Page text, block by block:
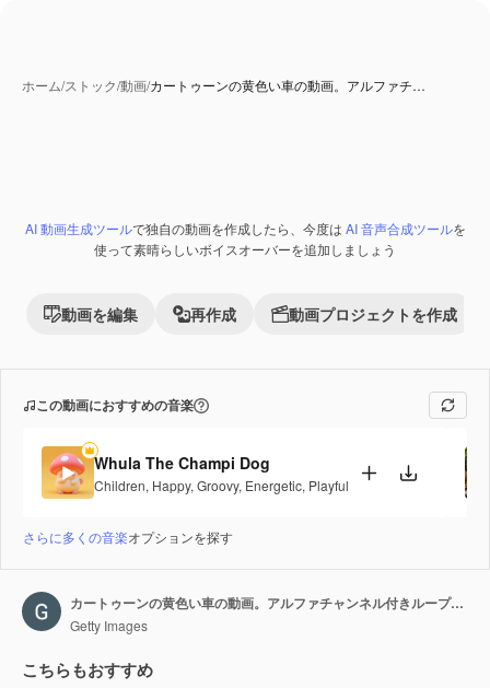
ホーム/ストック/動画/カートゥーンの黄色い車の動画。アルファチ…
Premium
AI 動画生成ツールで独自の動画を作成したら、今度は AI 音声合成ツールを
使って素晴らしいボイスオーバーを追加しましょう
動画を編集 再作成 動画プロジェクトを作成
この動画におすすめの音楽
Whula The Champi Dog
Children, Happy, Groovy, Energetic, Playful
さらに多くの音楽オプションを探す
カートゥーンの黄色い車の動画。アルファチャンネル付きループアニメーション。
Getty Images
こちらもおすすめ